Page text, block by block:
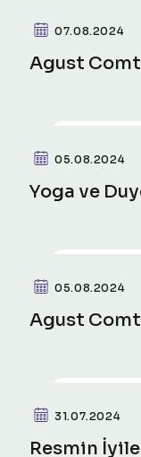
07.08.2024
Agust
05.08.2024
Yoga ve
05.08.2024
Agust
31.07.2024
Resmin